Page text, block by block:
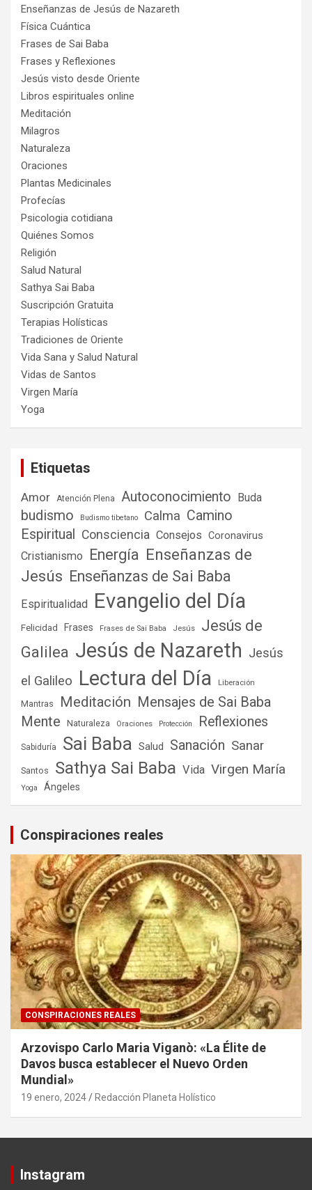
Enseñanzas de Jesús de Nazareth
Física Cuántica
Frases de Sai Baba
Frases y Reflexiones
Jesús visto desde Oriente
Libros espirituales online
Meditación
Milagros
Naturaleza
Oraciones
Plantas Medicinales
Profecías
Psicologia cotidiana
Quiénes Somos
Religión
Salud Natural
Sathya Sai Baba
Suscripción Gratuita
Terapias Holísticas
Tradiciones de Oriente
Vida Sana y Salud Natural
Vidas de Santos
Virgen María
Yoga
Etiquetas
Amor Atención Plena Autoconocimiento Buda
budismo Budismo tibetano Calma Camino
Espiritual
Consciencia Consejos Coronavirus
Cristianismo Energía Enseñanzas de
Jesús Enseñanzas de Sai Baba
Espiritualidad Evangelio del Día
Felicidad Frases Frases de Sai Baba Jesús
Jesús de
Galilea Jesús de Nazareth Jesús
el Galileo Lectura del Día Liberación
Mantras Meditación Mensajes de Sai Baba
Mente
Naturaleza Oraciones Protección Reflexiones
Sabiduría Sai Baba Salud Sanación Sanar
Santos Sathya Sai Baba Vida Virgen María
Yoga Ángeles
Conspiraciones reales
CONSPIRACIONES REALES
Arzovispo Carlo Maria Viganò: «La Élite de
Davos busca establecer el Nuevo Orden
Mundial»
19 enero, 2024 Redacción Planeta Holístico
Instagram